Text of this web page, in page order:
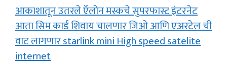
आकाशातून उतरले ऍलोन मस्कचे सुपरफास्ट इंटरनेट
आता सिम कार्ड शिवाय चालणार जिओ आणि एअरटेल ची
वाट लागणार starlink mini High speed satelite
internet